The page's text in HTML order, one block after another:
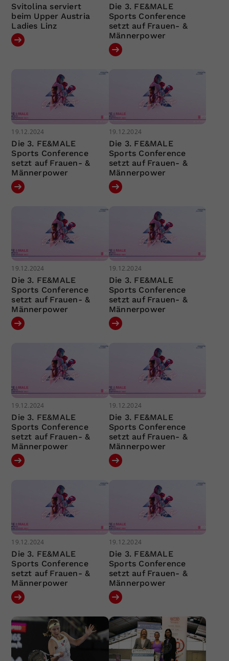
Svitolina serviert
beim Upper Austria
Ladies Linz
Die 3. FE&MALE
Sports Conference
setzt auf Frauen- &
Männerpower
19.12.2024
Die 3. FE&MALE
Sports Conference
setzt auf Frauen- &
Männerpower
19.12.2024
Die 3. FE&MALE
Sports Conference
setzt auf Frauen- &
Männerpower
19.12.2024
Die 3. FE&MALE
Sports Conference
setzt auf Frauen- &
Männerpower
19.12.2024
Die 3. FE&MALE
Sports Conference
setzt auf Frauen- &
Männerpower
19.12.2024
Die 3. FE&MALE
Sports Conference
setzt auf Frauen- &
Männerpower
19.12.2024
Die 3. FE&MALE
Sports Conference
setzt auf Frauen- &
Männerpower
19.12.2024
Die 3. FE&MALE
Sports Conference
setzt auf Frauen- &
Männerpower
19.12.2024
Die 3. FE&MALE
Sports Conference
setzt auf Frauen- &
Männerpower